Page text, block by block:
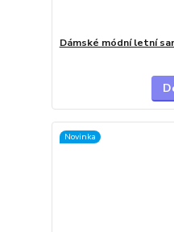
Dámské módní letní
Novinka